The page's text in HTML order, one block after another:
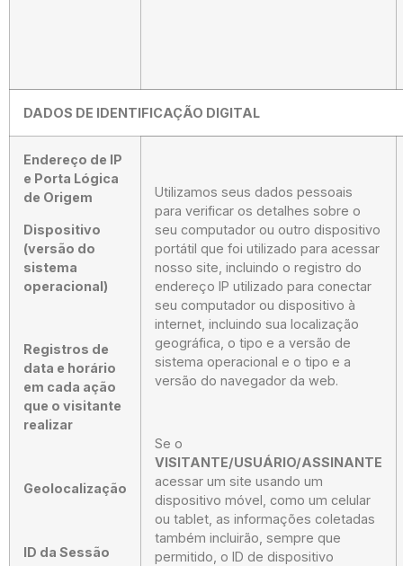
DADOS DE IDENTIFICAÇÃO DIGITAL
Endereço de IP
e Porta Lógica
de Origem
Dispositivo
(versão do
sistema
operacional)
Registros de
data e horário
em cada ação
que o visitante
realizar
Geolocalização
ID da Sessão
Utilizamos seus dados pessoais
para verificar os detalhes sobre o
seu computador ou outro dispositivo
portátil que foi utilizado para acessar
nosso site, incluindo o registro do
endereço IP utilizado para conectar
seu computador ou dispositivo à
internet, incluindo sua localização
geográfica, o tipo e a versão de
sistema operacional e o tipo e a
versão do navegador da web.
Se o
VISITANTE/USUÁRIO/ASSINANTE
acessar um site usando um
dispositivo móvel, como um celular
ou tablet, as informações coletadas
também incluirão, sempre que
permitido, o ID de dispositivo